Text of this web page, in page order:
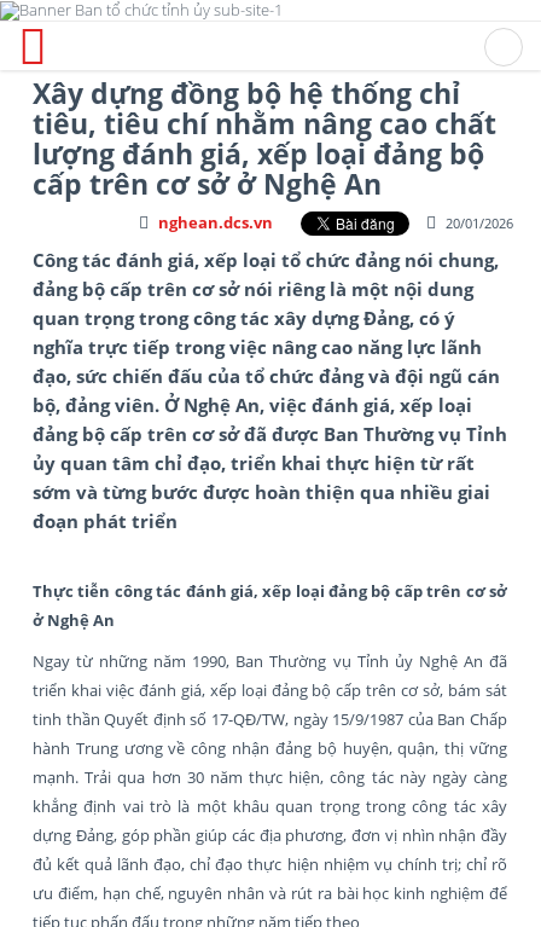
Xây dựng đồng bộ hệ thống chỉ
tiêu, tiêu chí nhằm nâng cao chất
lượng đánh giá, xếp loại đảng bộ
cấp trên cơ sở ở Nghệ An
20/01/2026
nghean.dcs.vn
Công tác đánh giá, xếp loại tổ chức đảng nói chung,
đảng bộ cấp trên cơ sở nói riêng là một nội dung
quan trọng trong công tác xây dựng Đảng, có ý
nghĩa trực tiếp trong việc nâng cao năng lực lãnh
đạo, sức chiến đấu của tổ chức đảng và đội ngũ cán
bộ, đảng viên. Ở Nghệ An, việc đánh giá, xếp loại
đảng bộ cấp trên cơ sở đã được Ban Thường vụ Tỉnh
ủy quan tâm chỉ đạo, triển khai thực hiện từ rất
sớm và từng bước được hoàn thiện qua nhiều giai
đoạn phát triển
Thực tiễn công tác đánh giá, xếp loại đảng bộ cấp trên cơ sở
ở Nghệ An
Ngay từ những năm 1990, Ban Thường vụ Tỉnh ủy Nghệ An đã
triển khai việc đánh giá, xếp loại đảng bộ cấp trên cơ sở, bám sát
tinh thần Quyết định số 17-QĐ/TW, ngày 15/9/1987 của Ban Chấp
hành Trung ương về công nhận đảng bộ huyện, quận, thị vững
mạnh. Trải qua hơn 30 năm thực hiện, công tác này ngày càng
khẳng định vai trò là một khâu quan trọng trong công tác xây
dựng Đảng, góp phần giúp các địa phương, đơn vị nhìn nhận đầy
đủ kết quả lãnh đạo, chỉ đạo thực hiện nhiệm vụ chính trị; chỉ rõ
ưu điểm, hạn chế, nguyên nhân và rút ra bài học kinh nghiệm để
tiếp tục phấn đấu trong những năm tiếp theo